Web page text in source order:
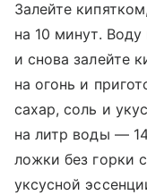
Залейте
на 10 минут.
и снова залейте
на огонь и
сахар, соль и
на литр воды —
ложки без горки
уксусной